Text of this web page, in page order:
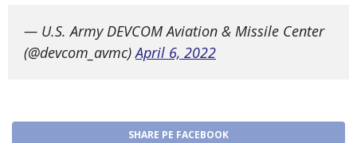
— U.S. Army DEVCOM Aviation & Missile Center
(@devcom_avmc)April 6, 2022
SHARE PE FACEBOOK